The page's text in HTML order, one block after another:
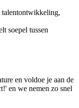
talentontwikkeling,
soepel tussen
en voldoe je aan de
en we nemen zo snel